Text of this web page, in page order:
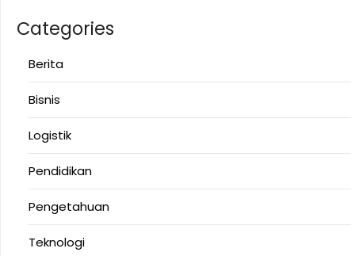
Categories
Berita
Bisnis
Logistik
Pendidikan
Pengetahuan
Teknologi